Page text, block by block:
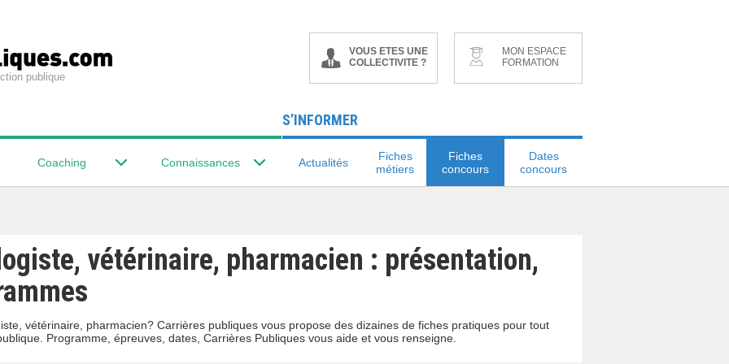
publique
VOUS ETES UNE
COLLECTIVITE ?
MON ESPACE
FORMATION
Coaching Connaissances
S’INFORMER
Actualités
Fiches
métiers
Fiches
concours
Dates
concours
vétérinaire, pharmacien : présentation,
vétérinaire, pharmacien? Carrières publiques vous propose des dizaines de fiches pratiques pour tout
Programme, épreuves, dates, Carrières Publiques vous aide et vous renseigne.